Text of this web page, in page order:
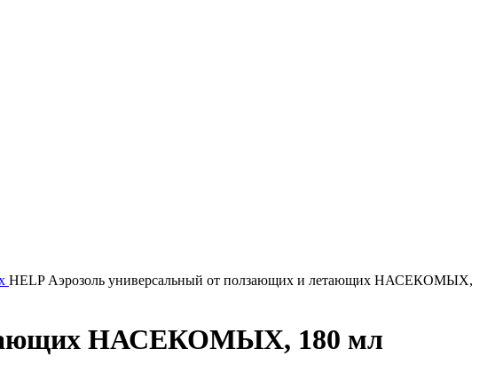
HELP Аэрозоль универсальный от ползающих и летающих НАСЕКОМЫХ,
НАСЕКОМЫХ, 180 мл